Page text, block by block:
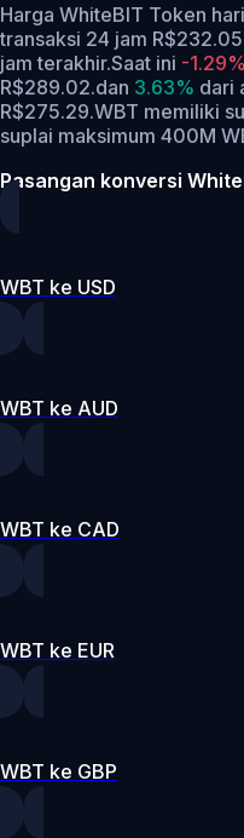
Harga WhiteBIT Token
transaksi 24 jam
jam terakhir.Saat ini -1.29%
R$289.02.dan 3.63% dari
R$275.29.WBT memiliki
suplai maksimum 400M
Pasangan konversi
WBT ke USD
WBT ke AUD
WBT ke CAD
WBT ke EUR
WBT ke GBP